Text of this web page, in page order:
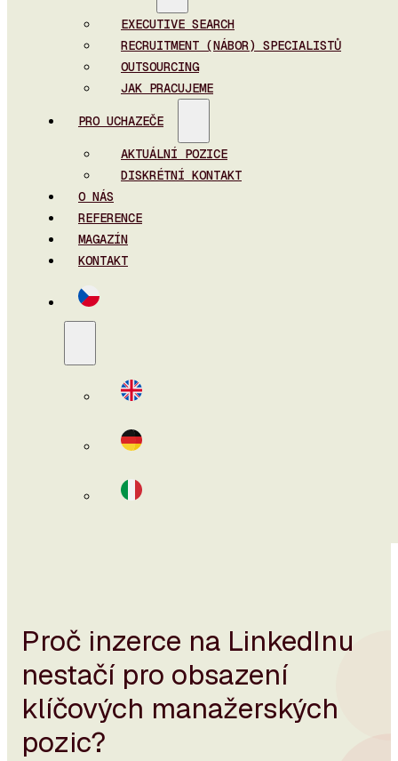
EXECUTIVE SEARCH
RECRUITMENT (NÁBOR) SPECIALISTŮ
OUTSOURCING
JAK PRACUJEME
PRO UCHAZEČE
AKTUÁLNÍ POZICE
DISKRÉTNÍ KONTAKT
O NÁS
REFERENCE
MAGAZÍN
KONTAKT
Proč inzerce na LinkedInu
nestačí pro obsazení
klíčových manažerských
pozic?